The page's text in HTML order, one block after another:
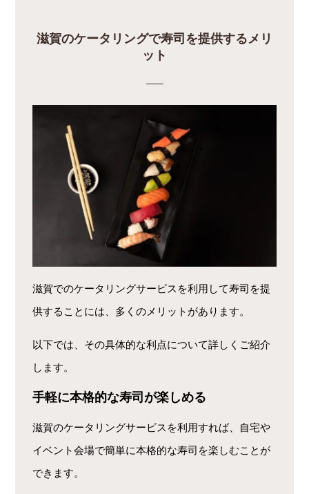
滋賀のケータリングで寿司を提供するメリ
ット
滋賀でのケータリングサービスを利用して寿司を提
供することには、多くのメリットがあります。
以下では、その具体的な利点について詳しくご紹介
します。
手軽に本格的な寿司が楽しめる
滋賀のケータリングサービスを利用すれば、自宅や
イベント会場で簡単に本格的な寿司を楽しむことが
できます。